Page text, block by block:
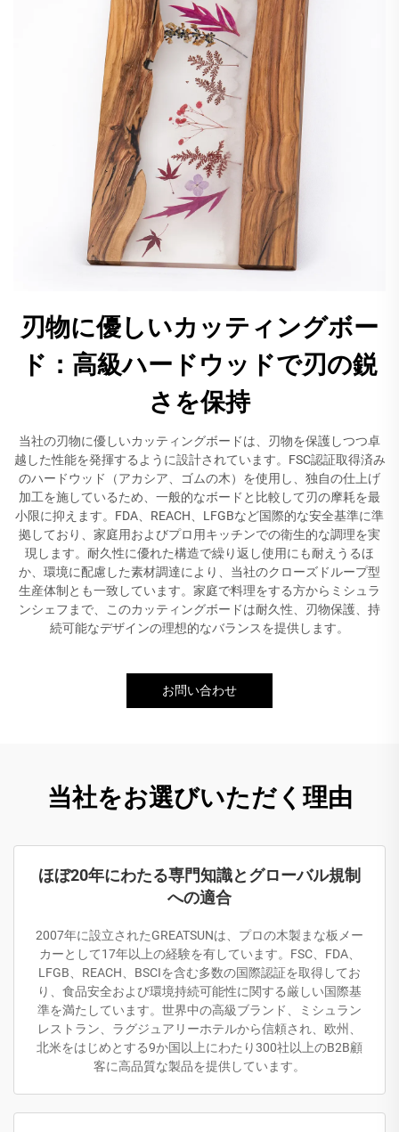
刃物に優しいカッティングボー
ド：高級ハードウッドで刃の鋭
さを保持
当社の刃物に優しいカッティングボードは、刃物を保護しつつ卓
越した性能を発揮するように設計されています。FSC認証取得済み
のハードウッド（アカシア、ゴムの木）を使用し、独自の仕上げ
加工を施しているため、一般的なボードと比較して刃の摩耗を最
小限に抑えます。FDA、REACH、LFGBなど国際的な安全基準に準
拠しており、家庭用およびプロ用キッチンでの衛生的な調理を実
現します。耐久性に優れた構造で繰り返し使用にも耐えうるほ
か、環境に配慮した素材調達により、当社のクローズドループ型
生産体制とも一致しています。家庭で料理をする方からミシュラ
ンシェフまで、このカッティングボードは耐久性、刃物保護、持
続可能なデザインの理想的なバランスを提供します。
お問い合わせ
当社をお選びいただく理由
ほぼ20年にわたる専門知識とグローバル規制
への適合
2007年に設立されたGREATSUNは、プロの木製まな板メー
カーとして17年以上の経験を有しています。FSC、FDA、
LFGB、REACH、BSCIを含む多数の国際認証を取得してお
り、食品安全および環境持続可能性に関する厳しい国際基
準を満たしています。世界中の高級ブランド、ミシュラン
レストラン、ラグジュアリーホテルから信頼され、欧州、
北米をはじめとする9か国以上にわたり300社以上のB2B顧
客に高品質な製品を提供しています。